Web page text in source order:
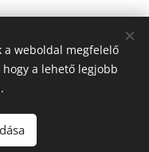
a weboldal megfelelő
a lehető legjobb